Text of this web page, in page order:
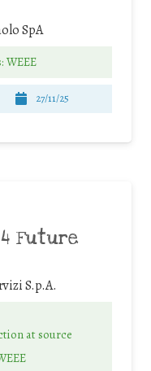
SpA
WEEE
27/11/25
Future
S.p.A.
at source